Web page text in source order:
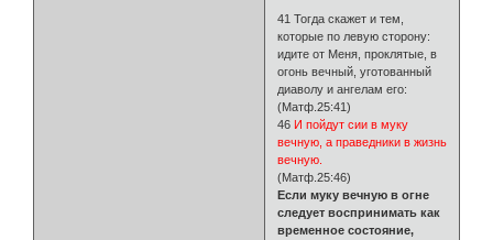
41 Тогда скажет и тем,
которые по левую сторону:
идите от Меня, проклятые, в
огонь вечный, уготованный
диаволу и ангелам его:
(Матф.25:41)
46 И пойдут сии в муку
вечную, а праведники в жизнь
вечную.
(Матф.25:46)
Если муку вечную в огне
следует воспринимать как
временное состояние,